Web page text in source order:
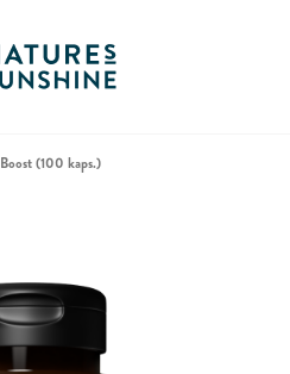
Boost (100 kaps.)